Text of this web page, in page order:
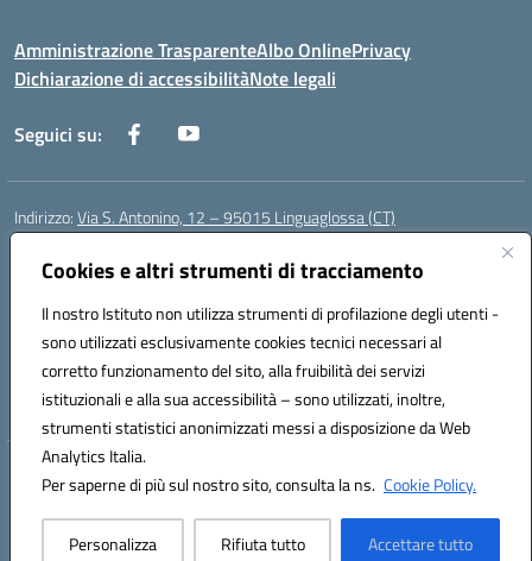
Cookies e altri strumenti di tracciamento
Il nostro Istituto non utilizza strumenti di profilazione degli utenti -
sono utilizzati esclusivamente cookies tecnici necessari al
corretto funzionamento del sito, alla fruibilità dei servizi
istituzionali e alla sua accessibilità – sono utilizzati, inoltre,
strumenti statistici anonimizzati messi a disposizione da Web
Analytics Italia.
Per saperne di più sul nostro sito, consulta la ns. Cookie Policy.
Personalizza Rifiuta tutto Accettare tutto
Amministrazione TrasparenteAlbo OnlinePrivacy
Dichiarazione di accessibilitàNote legali
Seguici su:
Indirizzo:Via S. Antonino, 12 – 95015 Linguaglossa (CT)
Centralino:
Posta elettronica certificata (PEC):ctic83200r@pec.istruzione.it
Codice fiscale: 83002470876
Codice meccanografico:CTIC83200R
Codice Indice delle Pubbliche Amministrazioni (IPA): istsc_CTIC83200R
Codice unico di fatturazione (CUF): UF7TEB
Hosting & Powered by 3D Solution S.r.l.
Concept & Design by Designers Italia